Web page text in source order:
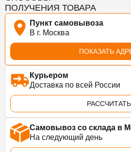
ПОЛУЧЕНИЯ ТОВАРА
Пункт самовывоза
В г. Москва
ПОКАЗАТЬ
Курьером
Доставка по всей России
РАССЧИТАТЬ
Самовывоз со склада в
На следующий день